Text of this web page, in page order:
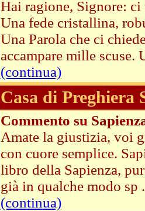
Hai ragione, Signore:
Una fede cristallina,
Una Parola che ci
accampare mille scuse.
(continua)
Casa di Preghiera
Commento su
Amate la giustizia, voi
con cuore semplice.
libro della Sapienza,
già in qualche modo sp
(continua)